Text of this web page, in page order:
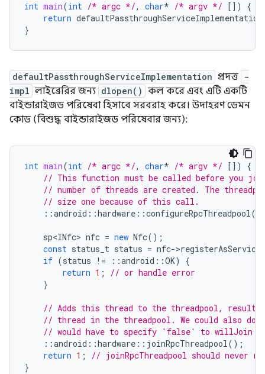
int main(int /* argc */, char* /* argv */ [])
{
return
}
defaultPassthroughServiceImplementation প্রদত্ত -
impl লাইব্রেরির জন্য dlopen() কল করে এবং এটি একটি
বাইন্ডারাইজড পরিষেবা হিসাবে সরবরাহ করে। উদাহরণ ডেমন
কোড (বিশুদ্ধ বাইন্ডারাইজড পরিষেবার জন্য):
int main(int /* argc */, char* /* argv */ [])
{
// This function must be called before you
// number of threads are created. The
// size one because of this call.
::android ::hardware ::configureRpcThreadpool(
sp<INfc> nfc = new Nfc();
const status_t status = nfc->registerAsService
if (status != ::android ::OK)
{
return 1 ;
// or handle error
}
// Adds this thread to the threadpool,
// thread in the threadpool. We could also do
// would have to specify 'false' to willJoin in
::android ::hardware :: joinRpcThreadpool();
return 1 ;
// joinRpcThreadpool should never
}